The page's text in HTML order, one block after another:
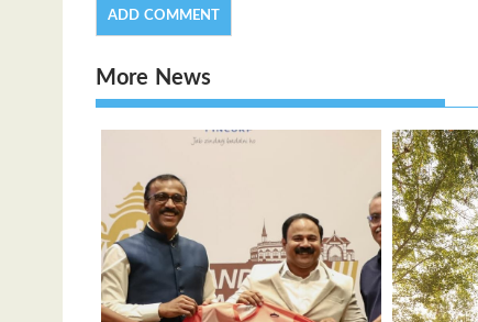
More News